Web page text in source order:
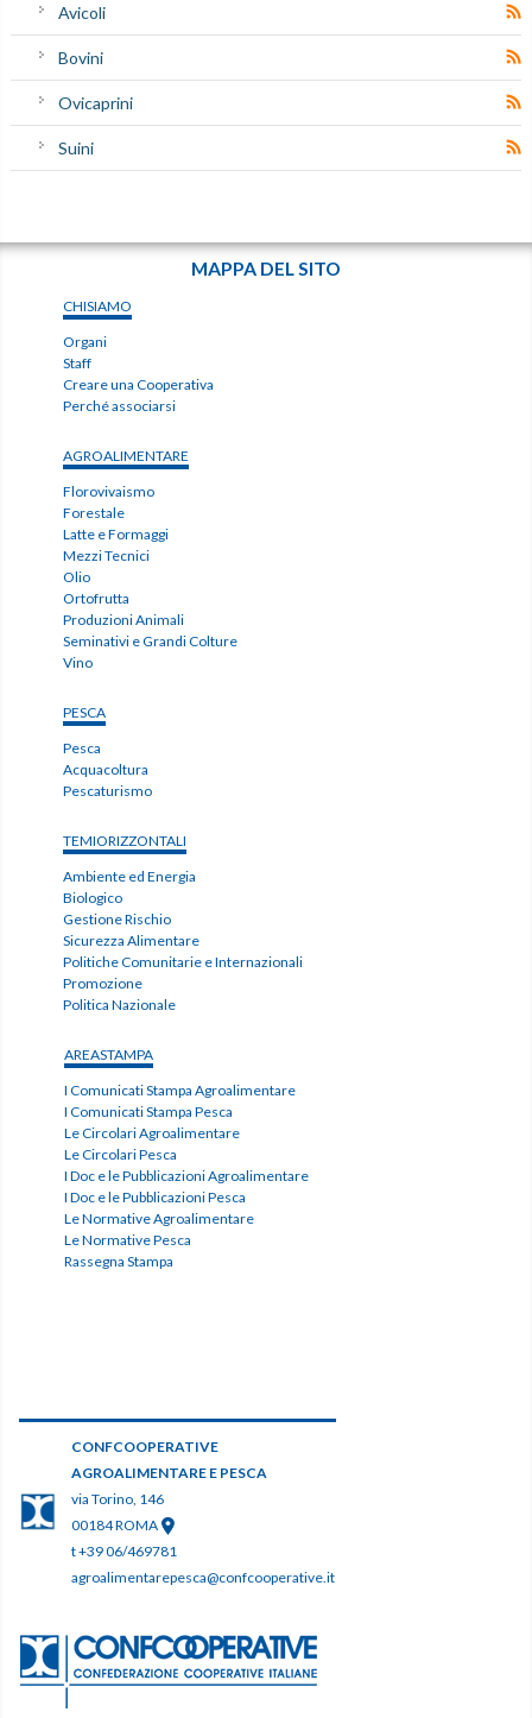
Avicoli
Bovini
Ovicaprini
Suini
CONFCOOPERATIVE
AGROALIMENTARE E PESCA
via Torino, 146
00184 ROMA
t +39 06/469781
agroalimentarepesca@confcooperative.it
MAPPA DEL SITO
CHISIAMO
Organi
Staff
Creare una Cooperativa
Perché associarsi
AGROALIMENTARE
Florovivaismo
Forestale
Latte e Formaggi
Mezzi Tecnici
Olio
Ortofrutta
Produzioni Animali
Seminativi e Grandi Colture
Vino
PESCA
Pesca
Acquacoltura
Pescaturismo
TEMIORIZZONTALI
Ambiente ed Energia
Biologico
Gestione Rischio
Sicurezza Alimentare
Politiche Comunitarie e Internazionali
Promozione
Politica Nazionale
AREASTAMPA
I Comunicati Stampa Agroalimentare
I Comunicati Stampa Pesca
Le Circolari Agroalimentare
Le Circolari Pesca
I Doc e le Pubblicazioni Agroalimentare
I Doc e le Pubblicazioni Pesca
Le Normative Agroalimentare
Le Normative Pesca
Rassegna Stampa